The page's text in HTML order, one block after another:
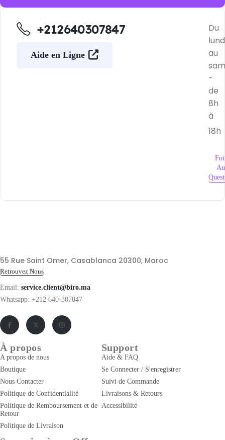
+212640307847
Aide en Ligne
Du
au
-
de
8h
à
18h
55 Rue Saint Omer, Casablanca 20300, Maroc
Retrouvez Nous
Email: service.client@biro.ma
Whatsapp: +212 640-307847
À propos
A propos de nous
Boutique
Nous Contacter
Politique de Confidentialité
Politique de Remboursement et de
Retour
Politique de Livraison
Support
Aide & FAQ
Se Connecter / S'enregistrer
Suivi de Commande
Livraisons & Retours
Accessibilité